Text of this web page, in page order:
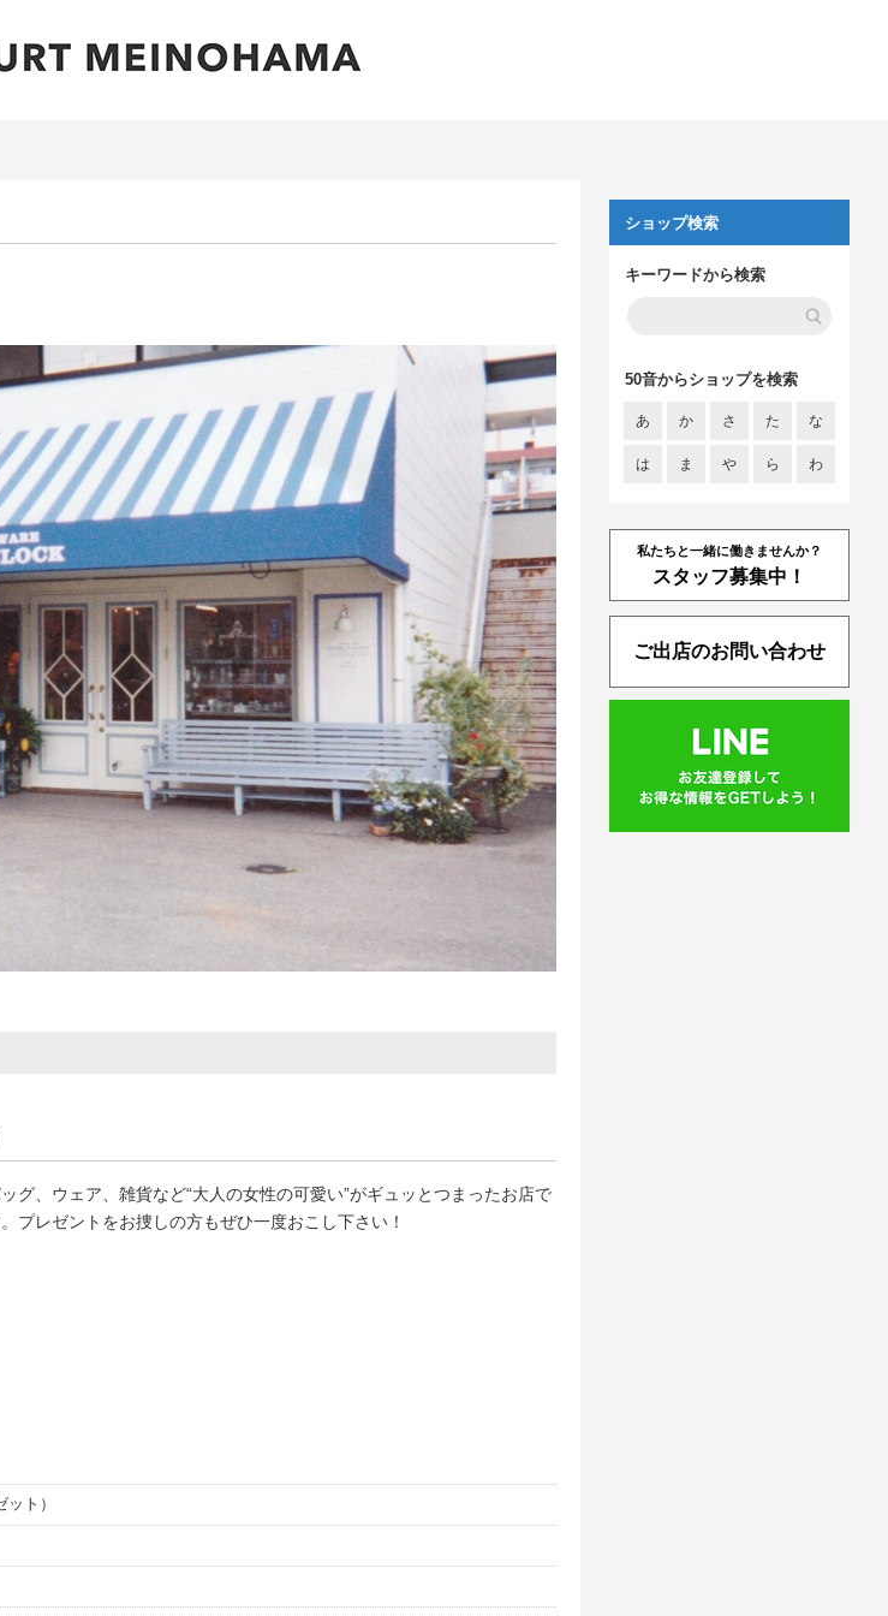
グ、ウェア、雑貨など“大人の女性の可愛い”がギュッとつまったお店で
プレゼントをお捜しの方もぜひ一度おこし下さい！
ト）
ショップ検索
キーワードから検索
50音からショップを検索
あ か さ た な
は ま や ら わ
私たちと一緒に働きませんか？
スタッフ募集中！
ご出店のお問い合わせ